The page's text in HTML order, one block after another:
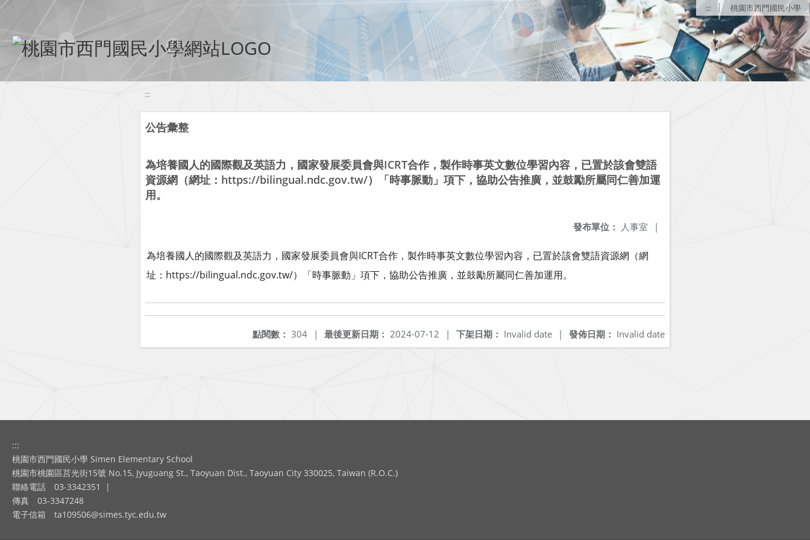
移至網頁之主要內容區位置 ::: 桃園市西門國民小學
:::
公告彙整
為培養國人的國際觀及英語力，國家發展委員會與ICRT合作，製作時事英文數位學習內容，已置於該會雙語
資源網（網址：https://bilingual.ndc.gov.tw/）「時事脈動」項下，協助公告推廣，並鼓勵所屬同仁善加運
用。
發布單位： 人事室 |
為培養國人的國際觀及英語力，國家發展委員會與ICRT合作，製作時事英文數位學習內容，已置於該會雙語資源網（網
址：https://bilingual.ndc.gov.tw/）「時事脈動」項下，協助公告推廣，並鼓勵所屬同仁善加運用。
發佈日期： Invalid date
下架日期： Invalid date |
最後更新日期： 2024-07-12 |
點閱數： 304 |
:::
桃園市西門國民小學 Simen Elementary School
桃園市桃園區莒光街15號 No.15, Jyuguang St., Taoyuan Dist., Taoyuan City 330025, Taiwan (R.O.C.)
聯絡電話
03-3342351
|
傳真
03-3347248
電子信箱
ta109506@simes.tyc.edu.tw